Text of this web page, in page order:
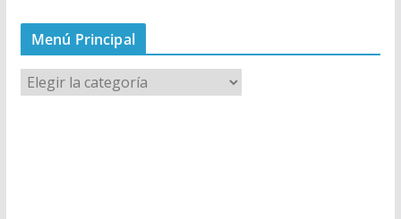
Menú Principal
M
e